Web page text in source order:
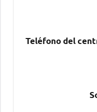
Teléfono del